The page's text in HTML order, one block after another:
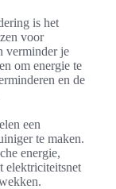
is het
voor
verminder je
om energie te
en de
een
te maken.
energie,
elektriciteitsnet